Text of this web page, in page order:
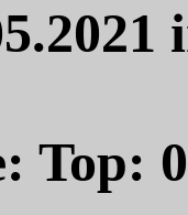
Top: 0